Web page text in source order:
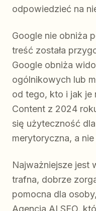
odpowiedzieć na
Google nie obniża
treść została
Google obniża
ogólnikowych lub
od tego, kto i jak je
Content z 2024
się użyteczność
merytoryczna, a
Najważniejsze jest
trafna, dobrze
pomocna dla
Agencja AI SEO,